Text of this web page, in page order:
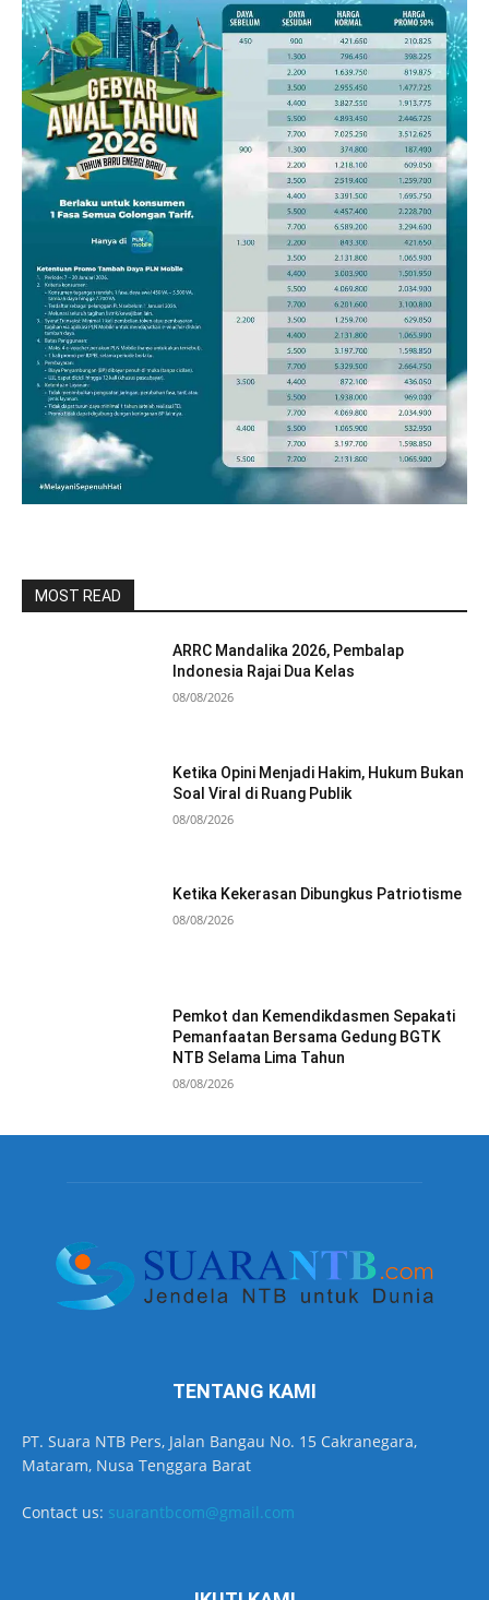
MOST READ
ARRC Mandalika 2026, Pembalap
Indonesia Rajai Dua Kelas
08/08/2026
Ketika Opini Menjadi Hakim, Hukum Bukan
Soal Viral di Ruang Publik
08/08/2026
Ketika Kekerasan Dibungkus Patriotisme
08/08/2026
Pemkot dan Kemendikdasmen Sepakati
Pemanfaatan Bersama Gedung BGTK
NTB Selama Lima Tahun
08/08/2026
TENTANG KAMI
PT. Suara NTB Pers, Jalan Bangau No. 15 Cakranegara,
Mataram, Nusa Tenggara Barat
Contact us: suarantbcom@gmail.com